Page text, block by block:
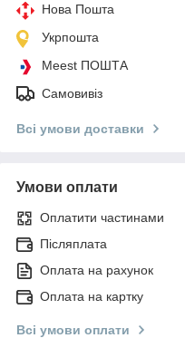
Нова Пошта
Укрпошта
Meest ПОШТА
Самовивіз
Всі умови доставки
Умови оплати
Оплатити частинами
Післяплата
Оплата на рахунок
Оплата на картку
Всі умови оплати